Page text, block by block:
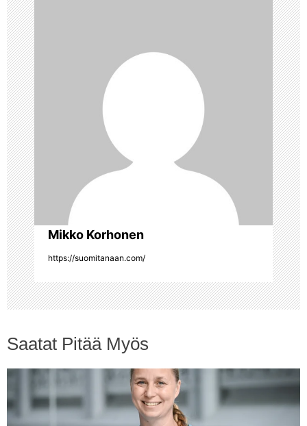
e
l
i
e
n
s
e
l
a
u
s
Mikko Korhonen
https://suomitanaan.com/
Saatat Pitää Myös